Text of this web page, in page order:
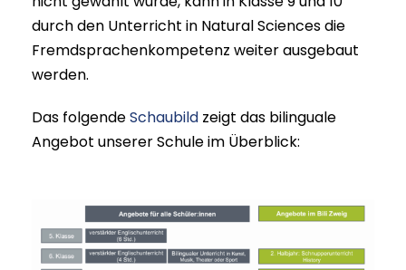
durch den Unterricht in Natural Sciences die
Fremdsprachenkompetenz weiter ausgebaut
werden.
Das folgendeSchaubild zeigt das bilinguale
Angebot unserer Schule im Überblick: